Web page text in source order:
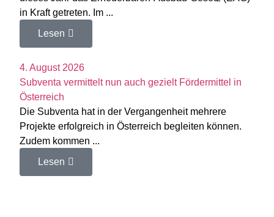
in Kraft getreten. Im ...
Lesen
4. August 2026
Subventa vermittelt nun auch gezielt Fördermittel in
Österreich
Die Subventa hat in der Vergangenheit mehrere
Projekte erfolgreich in Österreich begleiten können.
Zudem kommen ...
Lesen